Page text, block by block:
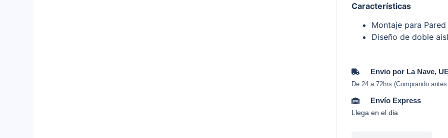
Características
Montaje para Pared
Diseño de doble
Envio por La Nave,
De 24 a 72hrs (Comprando
Envío Express
Llega en el dia